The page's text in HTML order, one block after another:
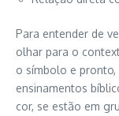
Para entender de
olhar para o
o símbolo e
ensinamentos
cor, se estão em